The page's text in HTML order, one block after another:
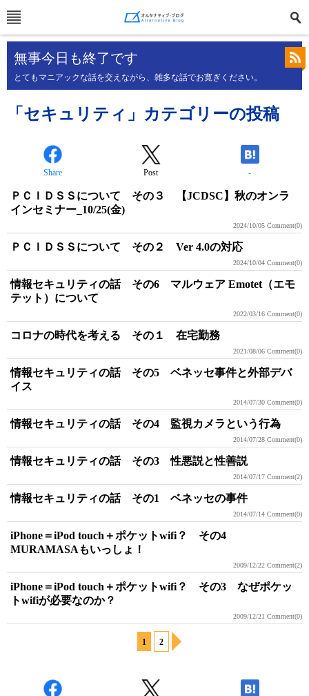
無事今日も終了です
とてもマニアックな話を交えながら、雑多な話でお寛ぎください。
「セキュリティ」カテゴリーの投稿
Share Post -
ＰＣＩＤＳＳについて その３ 【JCDSC】秋のオンラ
インセミナー_10/25(金)
2024/10/05 Comment(0)
ＰＣＩＤＳＳについて その２ Ver 4.0の対応
2024/10/04 Comment(0)
情報セキュリティの話 その6 マルウェア Emotet（エモ
テット）について
2022/03/16 Comment(0)
コロナの時代を考える その１ 在宅勤務
2021/08/06 Comment(0)
情報セキュリティの話 その5 ベネッセ事件と外部デバ
イス
2014/07/30 Comment(0)
情報セキュリティの話 その4 監視カメラという行為
2014/07/28 Comment(0)
情報セキュリティの話 その3 性悪説と性善説
2014/07/17 Comment(2)
情報セキュリティの話 その1 ベネッセの事件
2014/07/14 Comment(0)
iPhone＝iPod touch＋ポケットwifi？ その4
MURAMASAもいっしょ！
2009/12/22 Comment(2)
iPhone＝iPod touch＋ポケットwifi？ その3 なぜポケッ
トwifiが必要なのか？
2009/12/21 Comment(0)
1 2